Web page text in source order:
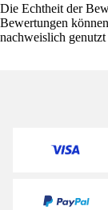
Die Echtheit der
Bewertungen
nachweislich